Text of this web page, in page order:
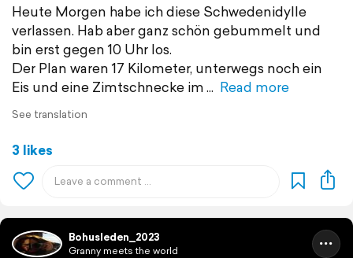
Heute Morgen habe ich diese Schwedenidylle
verlassen. Hab aber ganz schön gebummelt und
bin erst gegen 10 Uhr los.
Der Plan waren 17 Kilometer, unterwegs noch ein
Eis und eine Zimtschnecke im
Read more
See translation
3 likes
Bohusleden_2023
Granny meets the world